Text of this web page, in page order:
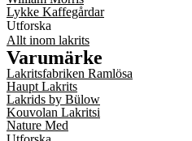
Lykke Kaffegårdar
Utforska
Allt inom lakrits
Varumärke
Lakritsfabriken Ramlösa
Haupt Lakrits
Lakrids by Bülow
Kouvolan Lakritsi
Nature Med